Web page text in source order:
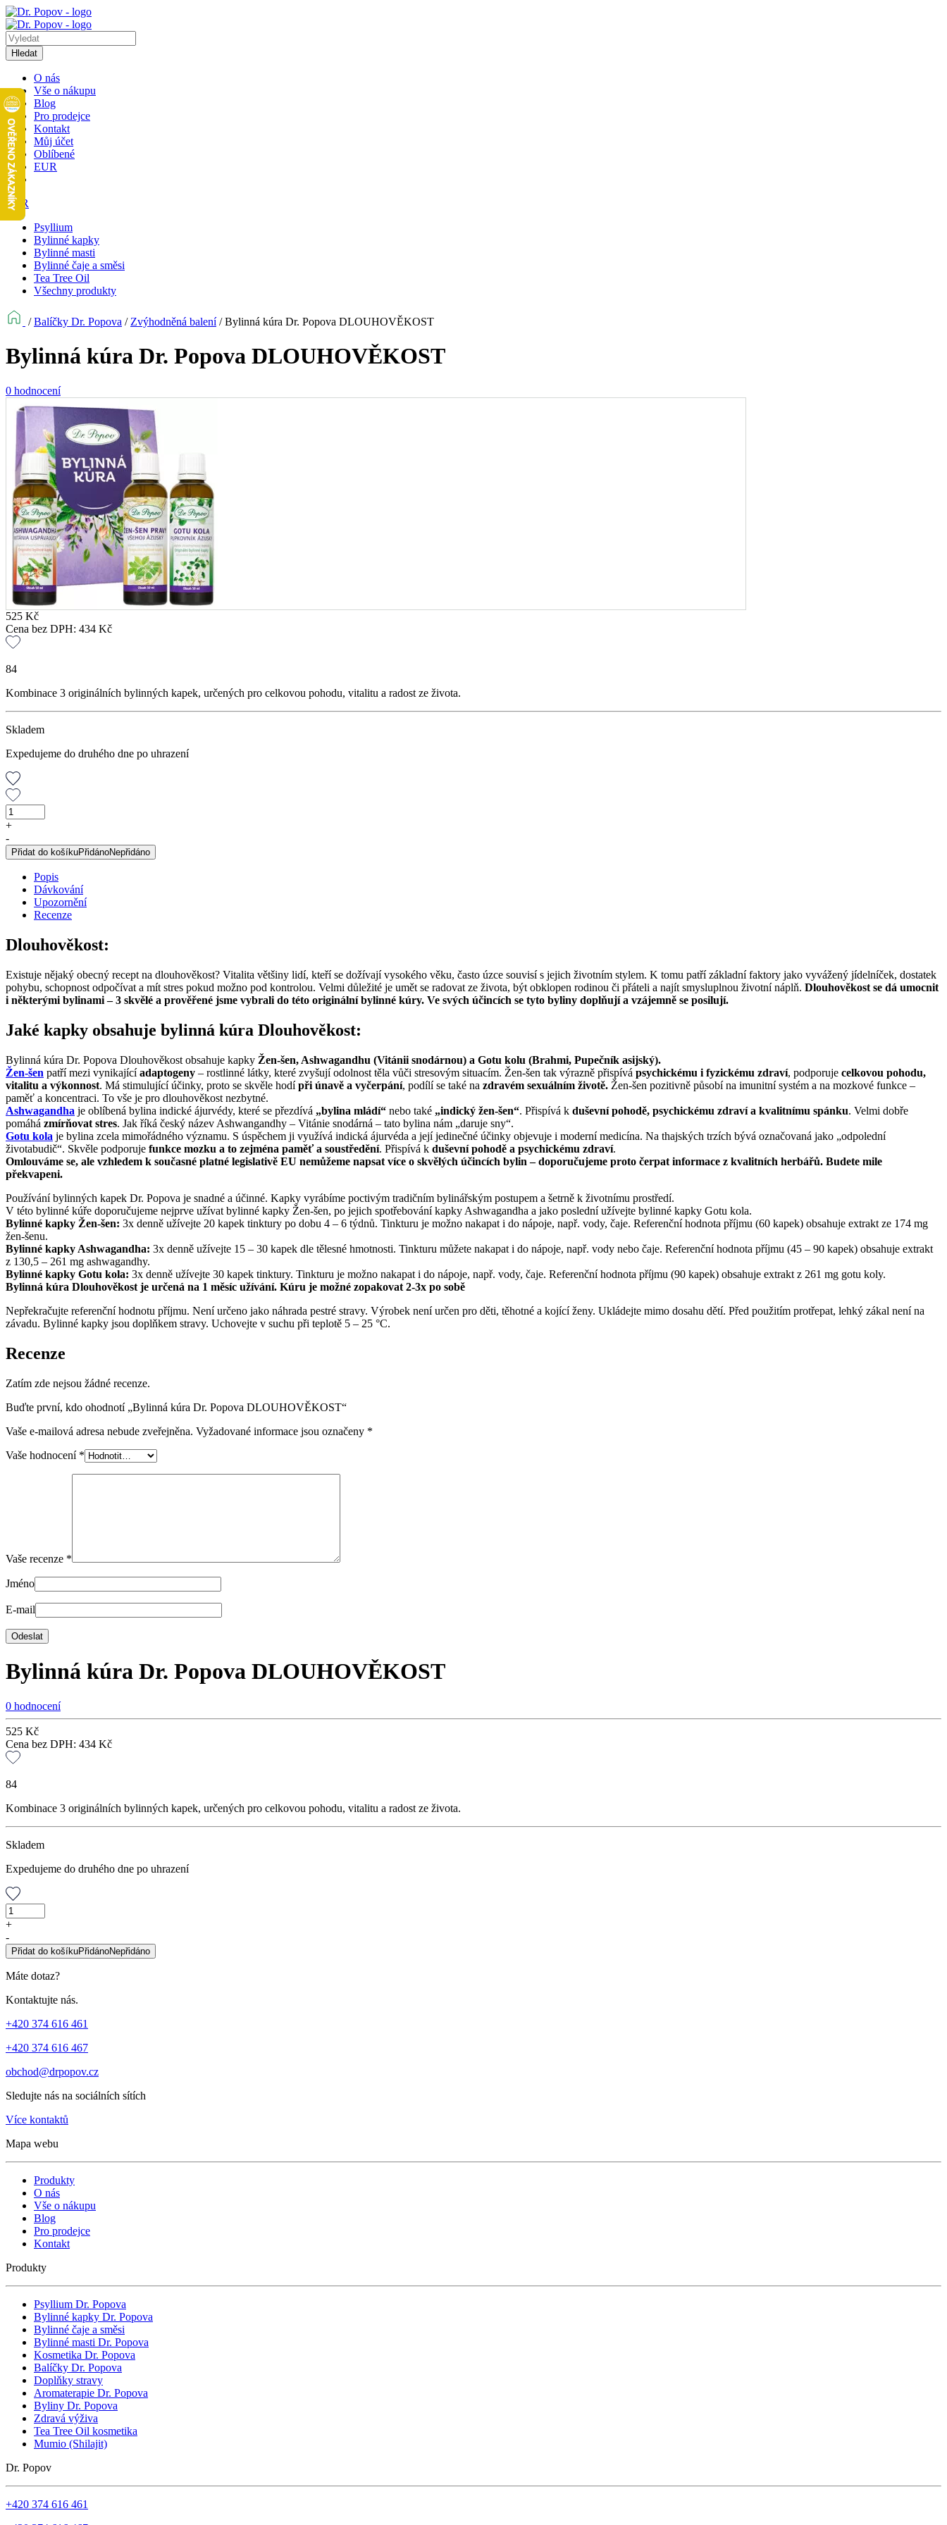
Hledat
O nás
Vše o nákupu
Blog
Pro prodejce
Kontakt
Můj účet
Oblíbené
EUR
EUR
Psyllium
Bylinné kapky
Bylinné masti
Bylinné čaje a směsi
Tea Tree Oil
Všechny produkty
/Balíčky Dr. Popova / Zvýhodněná balení/Bylinná kúra Dr. Popova DLOUHOVĚKOST
Bylinná kúra Dr. Popova DLOUHOVĚKOST
0 hodnocení
525 Kč
Cena bez DPH: 434 Kč
84
Kombinace 3 originálních bylinných kapek, určených pro celkovou pohodu, vitalitu a radost ze života.
Skladem
Expedujeme do druhého dne po uhrazení
Bylinná
kúra
Popova
DLOUHOVĚKOST
množství
+
-
Přidat do košíkuPřidánoNepřidáno
Popis
Dávkování
Upozornění
Recenze
Dlouhověkost:
Existuje nějaký obecný recept na dlouhověkost? Vitalita většiny lidí, kteří se dožívají vysokého věku, často úzce souvisí s jejich životním stylem. K tomu patří základní faktory jako vyvážený jídelníček, dostatek
pohybu, schopnost odpočívat a mít stres pokud možno pod kontrolou. Velmi důležité je umět se radovat ze života, být obklopen rodinou či přáteli a najít smysluplnou životní náplň. Dlouhověkost se dá umocnit
i některými bylinami – 3 skvělé a prověřené jsme vybrali do této originální bylinné kúry. Ve svých účincích se tyto byliny doplňují a vzájemně se posilují.
Jaké kapky obsahuje bylinná kúra Dlouhověkost:
Bylinná kúra Dr. Popova Dlouhověkost obsahuje kapky Žen-šen, Ashwagandhu (Vitánii snodárnou) a Gotu kolu (Brahmi, Pupečník asijský).
Žen-šen patří mezi vynikajícíadaptogeny – rostlinné látky, které zvyšují odolnost těla vůči stresovým situacím. Žen-šen tak výrazně přispívá psychickému i fyzickému zdraví, podporuje celkovou pohodu,
vitalitu a výkonnost. Má stimulující účinky, proto se skvěle hodípři únavě a vyčerpání, podílí se také na zdravém sexuálním životě. Žen-šen pozitivně působí na imunitní systém a na mozkové funkce –
paměť a koncentraci. To vše je pro dlouhověkost nezbytné.
Ashwagandha je oblíbená bylina indické ájurvédy, které se přezdívá „bylina mládí“ nebo také „indický žen-šen“. Přispívá k duševní pohodě, psychickému zdraví a kvalitnímu spánku. Velmi dobře
pomáhá zmírňovat stres. Jak říká český název Ashwangandhy – Vitánie snodárná – tato bylina nám „daruje sny“.
Gotu kola je bylina zcela mimořádného významu. S úspěchem ji využívá indická ájurvéda a její jedinečné účinky objevuje i moderní medicína. Na thajských trzích bývá označovaná jako „odpolední
životabudič“. Skvěle podporuje funkce mozku a to zejména paměť a soustředění. Přispívá k duševní pohodě a psychickému zdraví.
Omlouváme se, ale vzhledem k současné platné legislativě EU nemůžeme napsat více o skvělých účincích bylin – doporučujeme proto čerpat informace z kvalitních herbářů. Budete mile
překvapeni.
Používání bylinných kapek Dr. Popova je snadné a účinné. Kapky vyrábíme poctivým tradičním bylinářským postupem a šetrně k životnímu prostředí.
V této bylinné kúře doporučujeme nejprve užívat bylinné kapky Žen-šen, po jejich spotřebování kapky Ashwagandha a jako poslední užívejte bylinné kapky Gotu kola.
Bylinné kapky Žen-šen: 3x denně užívejte 20 kapek tinktury po dobu 4 – 6 týdnů. Tinkturu je možno nakapat i do nápoje, např. vody, čaje. Referenční hodnota příjmu (60 kapek) obsahuje extrakt ze 174 mg
žen-šenu.
Bylinné kapky Ashwagandha: 3x denně užívejte 15 – 30 kapek dle tělesné hmotnosti. Tinkturu můžete nakapat i do nápoje, např. vody nebo čaje. Referenční hodnota příjmu (45 – 90 kapek) obsahuje extrakt
z 130,5 – 261 mg ashwagandhy.
Bylinné kapky Gotu kola: 3x denně užívejte 30 kapek tinktury. Tinkturu je možno nakapat i do nápoje, např. vody, čaje. Referenční hodnota příjmu (90 kapek) obsahuje extrakt z 261 mg gotu koly.
Bylinná kúra Dlouhověkost je určená na 1 měsíc užívání. Kúru je možné zopakovat 2-3x po sobě
Nepřekračujte referenční hodnotu příjmu. Není určeno jako náhrada pestré stravy. Výrobek není určen pro děti, těhotné a kojící ženy. Ukládejte mimo dosahu dětí. Před použitím protřepat, lehký zákal není na
závadu. Bylinné kapky jsou doplňkem stravy. Uchovejte v suchu při teplotě 5 – 25 °C.
Recenze
Zatím zde nejsou žádné recenze.
Buďte první, kdo ohodnotí „Bylinná kúra Dr. Popova DLOUHOVĚKOST“
Vaše e-mailová adresa nebude zveřejněna. Vyžadované informace jsou označeny *
Vaše hodnocení *
Vaše recenze *
Jméno
E-mail
Bylinná kúra Dr. Popova DLOUHOVĚKOST
0 hodnocení
525 Kč
Cena bez DPH: 434 Kč
84
Kombinace 3 originálních bylinných kapek, určených pro celkovou pohodu, vitalitu a radost ze života.
Skladem
Expedujeme do druhého dne po uhrazení
Bylinná
kúra
Popova
DLOUHOVĚKOST
množství
+
-
Přidat do košíkuPřidánoNepřidáno
Máte dotaz?
Kontaktujte nás.
+420 374 616 461
+420 374 616 467
obchod@drpopov.cz
Sledujte nás na sociálních sítích
Více kontaktů
Mapa webu
Produkty
O nás
Vše o nákupu
Blog
Pro prodejce
Kontakt
Produkty
Psyllium Dr. Popova
Bylinné kapky Dr. Popova
Bylinné čaje a směsi
Bylinné masti Dr. Popova
Kosmetika Dr. Popova
Balíčky Dr. Popova
Doplňky stravy
Aromaterapie Dr. Popova
Byliny Dr. Popova
Zdravá výživa
Tea Tree Oil kosmetika
Mumio (Shilajit)
Dr. Popov
+420 374 616 461